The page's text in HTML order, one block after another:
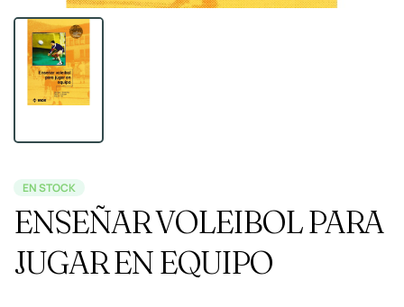
EN STOCK
ENSEÑAR VOLEIBOL PARA
JUGAR EN EQUIPO